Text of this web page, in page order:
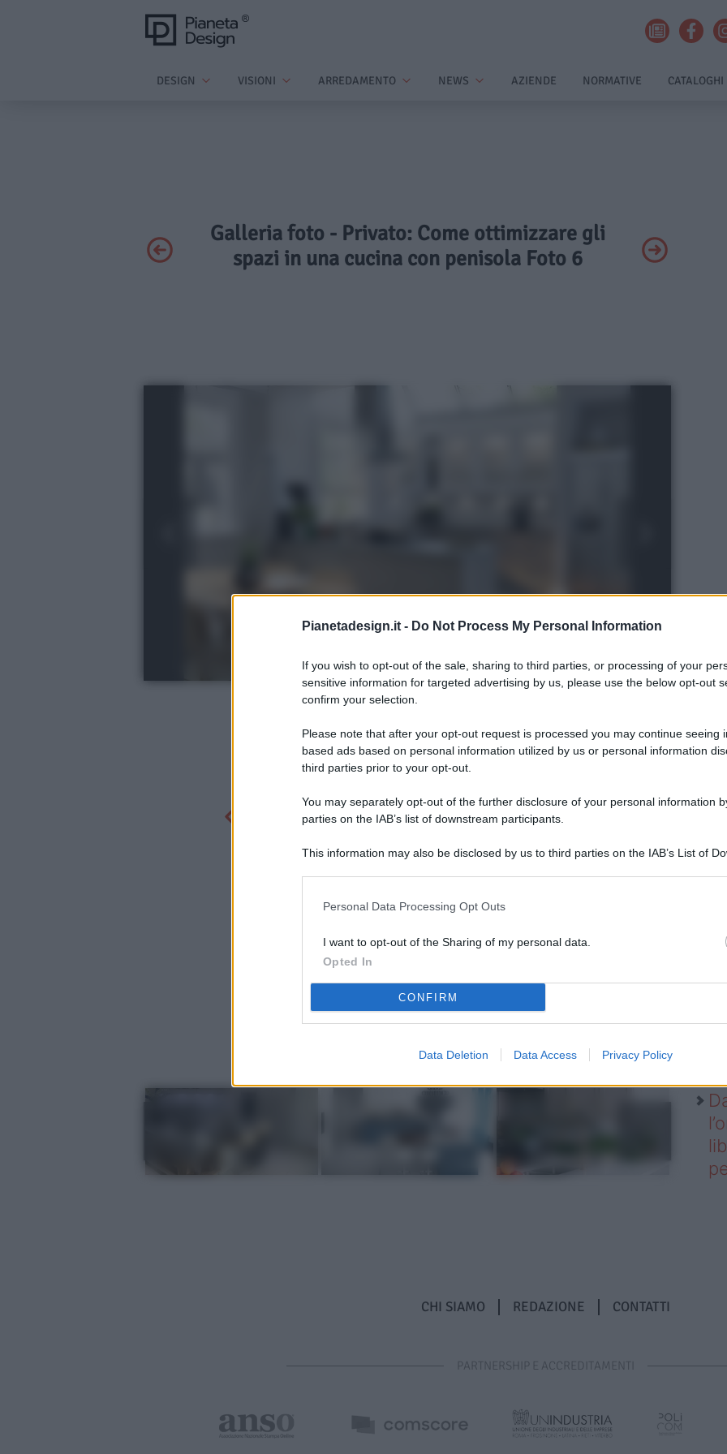
Pianetadesign.it - Do Not Process My Personal Information
If you wish to opt-out of the sale, sharing to third parties, or processing of your
sensitive information for targeted advertising by us, please use the below opt-out
confirm your selection.
Please note that after your opt-out request is processed you may continue seeing
based ads based on personal information utilized by us or personal information
third parties prior to your opt-out.
You may separately opt-out of the further disclosure of your personal information
parties on the IAB’s list of downstream participants.
This information may also be disclosed by us to third parties on the IAB’s List of
Personal Data Processing Opt Outs
I want to opt-out of the Sharing of my personal data.
Opted In
CONFIRM
Data Deletion Data Access Privacy Policy
DESIGN VISIONI ARREDAMENTO NEWS AZIENDE NORMATIVE CATALOGHI
Galleria foto - Privato: Come ottimizzare gli
spazi in una cucina con penisola Foto 6
CHI SIAMO REDAZIONE CONTATTI
PARTNERSHIP E ACCREDITAMENTI